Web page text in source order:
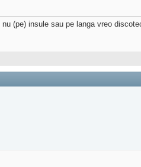
(pe) insule sau pe langa vreo